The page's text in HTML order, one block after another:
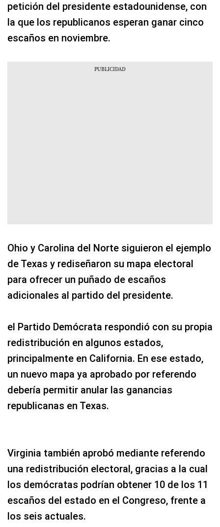
petición del presidente estadounidense, con
la que los republicanos esperan ganar cinco
escaños en noviembre.
Ohio y Carolina del Norte siguieron el ejemplo
de Texas y rediseñaron su mapa electoral
para ofrecer un puñado de escaños
adicionales al partido del presidente.
el Partido Demócrata respondió con su propia
redistribución en algunos estados,
principalmente en California. En ese estado,
un nuevo mapa ya aprobado por referendo
debería permitir anular las ganancias
republicanas en Texas.
Virginia también aprobó mediante referendo
una redistribución electoral, gracias a la cual
los demócratas podrían obtener 10 de los 11
escaños del estado en el Congreso, frente a
los seis actuales.